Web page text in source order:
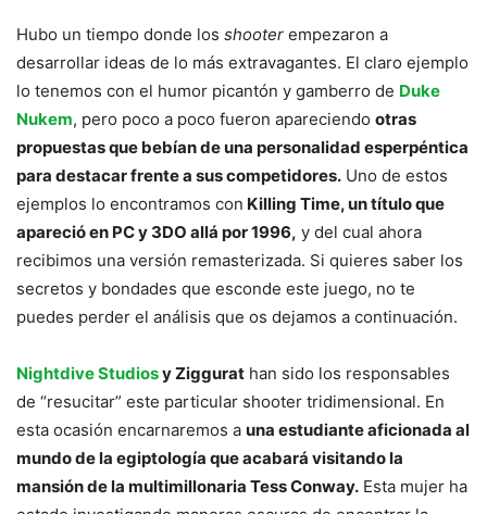
Hubo un tiempo donde los shooter empezaron a
desarrollar ideas de lo más extravagantes. El claro ejemplo
lo tenemos con el humor picantón y gamberro de Duke
Nukem, pero poco a poco fueron apareciendo otras
propuestas que bebían de una personalidad esperpéntica
para destacar frente a sus competidores. Uno de estos
ejemplos lo encontramos con Killing Time, un título que
apareció en PC y 3DO allá por 1996, y del cual ahora
recibimos una versión remasterizada. Si quieres saber los
secretos y bondades que esconde este juego, no te
puedes perder el análisis que os dejamos a continuación.
Nightdive Studiosy Ziggurat han sido los responsables
de “resucitar” este particular shooter tridimensional. En
esta ocasión encarnaremos a una estudiante aficionada al
mundo de la egiptología que acabará visitando la
mansión de la multimillonaria Tess Conway. Esta mujer ha